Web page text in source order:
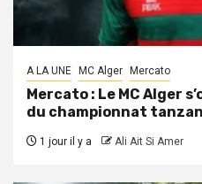
A LA UNE MC Alger Mercato
Mercato : Le MC Alger
du championnat
1 jour il y a Ali Ait Si Amer